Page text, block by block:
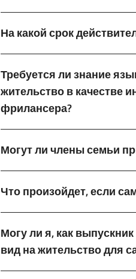
На какой срок
Требуется ли знание
жительство в качестве
фрилансера?
Могут ли члены семьи
Что произойдет, если
Могу ли я, как
вид на жительство для